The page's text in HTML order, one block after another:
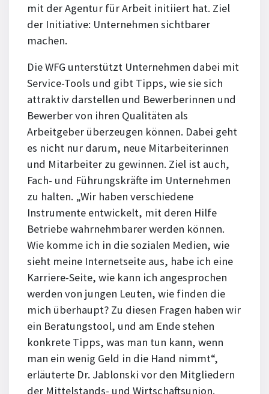
mit der Agentur für Arbeit initiiert hat. Ziel
der Initiative: Unternehmen sichtbarer
machen.
Die WFG unterstützt Unternehmen dabei mit
Service-Tools und gibt Tipps, wie sie sich
attraktiv darstellen und Bewerberinnen und
Bewerber von ihren Qualitäten als
Arbeitgeber überzeugen können. Dabei geht
es nicht nur darum, neue Mitarbeiterinnen
und Mitarbeiter zu gewinnen. Ziel ist auch,
Fach- und Führungskräfte im Unternehmen
zu halten. „Wir haben verschiedene
Instrumente entwickelt, mit deren Hilfe
Betriebe wahrnehmbarer werden können.
Wie komme ich in die sozialen Medien, wie
sieht meine Internetseite aus, habe ich eine
Karriere-Seite, wie kann ich angesprochen
werden von jungen Leuten, wie finden die
mich überhaupt? Zu diesen Fragen haben wir
ein Beratungstool, und am Ende stehen
konkrete Tipps, was man tun kann, wenn
man ein wenig Geld in die Hand nimmt“,
erläuterte Dr. Jablonski vor den Mitgliedern
der Mittelstands- und Wirtschaftsunion.